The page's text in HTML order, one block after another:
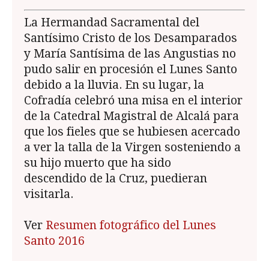
La Hermandad Sacramental del
Santísimo Cristo de los Desamparados
y María Santísima de las Angustias no
pudo salir en procesión el Lunes Santo
debido a la lluvia. En su lugar, la
Cofradía celebró una misa en el interior
de la Catedral Magistral de Alcalá para
que los fieles que se hubiesen acercado
a ver la talla de la Virgen sosteniendo a
su hijo muerto que ha sido
descendido de la Cruz, puedieran
visitarla.
Ver Resumen fotográfico del Lunes
Santo 2016